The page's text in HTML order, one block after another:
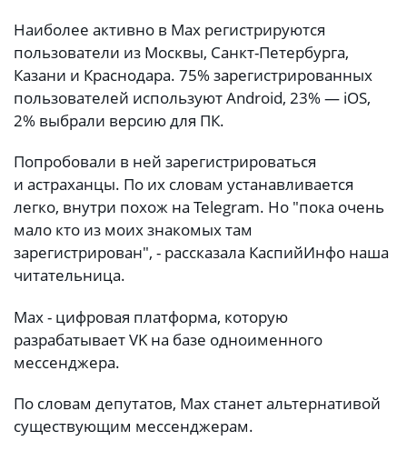
Наиболее активно в Max регистрируются
пользователи из Москвы, Санкт-Петербурга,
Казани и Краснодара. 75% зарегистрированных
пользователей используют Android, 23% — iOS,
2% выбрали версию для ПК.
Попробовали в ней зарегистрироваться
и астраханцы. По их словам устанавливается
легко, внутри похож на Telegram. Но "пока очень
мало кто из моих знакомых там
зарегистрирован", - рассказала КаспийИнфо наша
читательница.
Max - цифровая платформа, которую
разрабатывает VK на базе одноименного
мессенджера.
По словам депутатов, Max станет альтернативой
существующим мессенджерам.